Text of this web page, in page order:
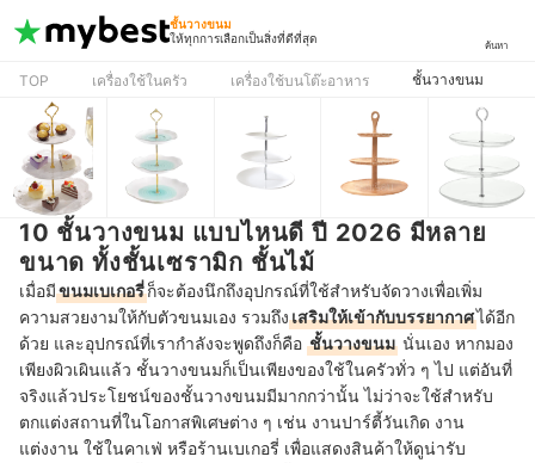
ชั้นวางขนม
ให้ทุกการเลือกเป็นสิ่งที่ดีที่สุด
ค้นหา
TOP เครื่องใช้ในครัว เครื่องใช้บนโต๊ะอาหาร ชั้นวางขนม
10 ชั้นวางขนม แบบไหนดี ปี 2026 มีหลาย
ขนาด ทั้งชั้นเซรามิก ชั้นไม้
เมื่อมีขนมเบเกอรี่ก็จะต้องนึกถึงอุปกรณ์ที่ใช้สำหรับจัดวางเพื่อเพิ่ม
ความสวยงามให้กับตัวขนมเอง รวมถึงเสริมให้เข้ากับบรรยากาศได้อีก
ด้วย และอุปกรณ์ที่เรากำลังจะพูดถึงก็คือ ชั้นวางขนม นั่นเอง หากมอง
เพียงผิวเผินแล้ว ชั้นวางขนมก็เป็นเพียงของใช้ในครัวทั่ว ๆ ไป แต่อันที่
จริงแล้วประโยชน์ของชั้นวางขนมมีมากกว่านั้น ไม่ว่าจะใช้สำหรับ
ตกแต่งสถานที่ในโอกาสพิเศษต่าง ๆ เช่น งานปาร์ตี้วันเกิด งาน
แต่งงาน ใช้ในคาเฟ่ หรือร้านเบเกอรี่ เพื่อแสดงสินค้าให้ดูน่ารับ